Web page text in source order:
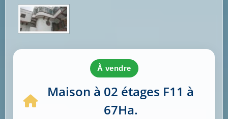
à vendre
Maison à 02 étages F11 à
67Ha.